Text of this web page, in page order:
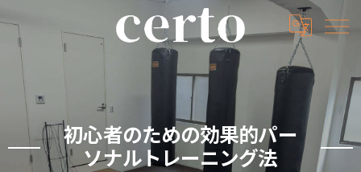
初心者のための効果的パー
ソナルトレーニング法